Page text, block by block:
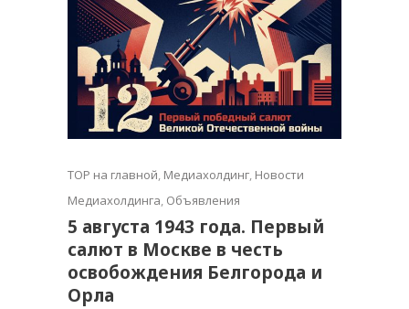
TOP на главной, Медиахолдинг, Новости
Медиахолдинга, Объявления
5 августа 1943 года. Первый
салют в Москве в честь
освобождения Белгорода и
Орла